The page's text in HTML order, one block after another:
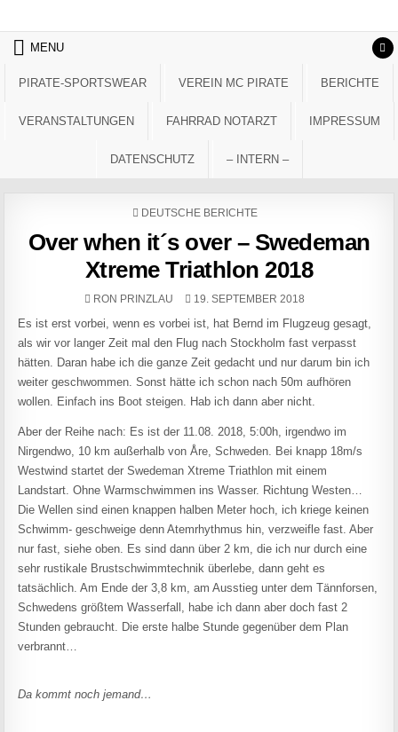
MENU
PIRATE-SPORTSWEAR VEREIN MC PIRATE BERICHTE
VERANSTALTUNGEN FAHRRAD NOTARZT IMPRESSUM
DATENSCHUTZ – INTERN –
POSTED IN
DEUTSCHE BERICHTE
Over when it´s over – Swedeman
Xtreme Triathlon 2018
AUTHOR:
RON PRINZLAU PUBLISHED DATE:
19. SEPTEMBER 2018
Es ist erst vorbei, wenn es vorbei ist, hat Bernd im Flugzeug gesagt,
als wir vor langer Zeit mal den Flug nach Stockholm fast verpasst
hätten. Daran habe ich die ganze Zeit gedacht und nur darum bin ich
weiter geschwommen. Sonst hätte ich schon nach 50m aufhören
wollen. Einfach ins Boot steigen. Hab ich dann aber nicht.
Aber der Reihe nach: Es ist der 11.08. 2018, 5:00h, irgendwo im
Nirgendwo, 10 km außerhalb von Åre, Schweden. Bei knapp 18m/s
Westwind startet der Swedeman Xtreme Triathlon mit einem
Landstart. Ohne Warmschwimmen ins Wasser. Richtung Westen…
Die Wellen sind einen knappen halben Meter hoch, ich kriege keinen
Schwimm- geschweige denn Atemrhythmus hin, verzweifle fast. Aber
nur fast, siehe oben. Es sind dann über 2 km, die ich nur durch eine
sehr rustikale Brustschwimmtechnik überlebe, dann geht es
tatsächlich. Am Ende der 3,8 km, am Ausstieg unter dem Tännforsen,
Schwedens größtem Wasserfall, habe ich dann aber doch fast 2
Stunden gebraucht. Die erste halbe Stunde gegenüber dem Plan
verbrannt…
Da kommt noch jemand…